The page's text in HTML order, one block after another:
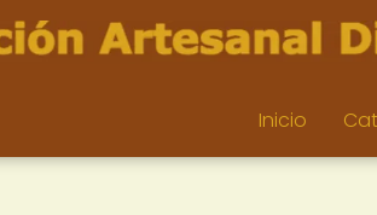
Inicio